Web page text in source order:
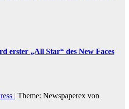
erster „All Star“ des New Faces
| Theme: Newspaperex von